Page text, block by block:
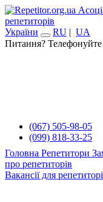
репетиторів
України
RU | UA
Питання?
(067) 505-98-05
(099) 818-33-25
Головна Репетитори
про репетиторів
Вакансії для